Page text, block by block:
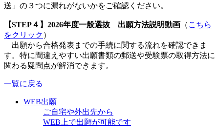
送」の３つに漏れがないかをご確認ください。
【STEP４】2026年度一般選抜 出願方法説明動画 （ こちら
をクリック ）
出願から合格発表までの手続に関する流れを確認できま
す。特に間違えやすい出願書類の郵送や受験票の取得方法に
関わる疑問点が解消できます。
一覧に戻る
WEB出願
ご自宅や外出先から
WEB上で出願が可能です